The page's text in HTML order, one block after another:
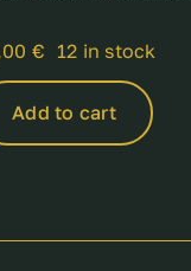
€ 12 in stock
Add to cart